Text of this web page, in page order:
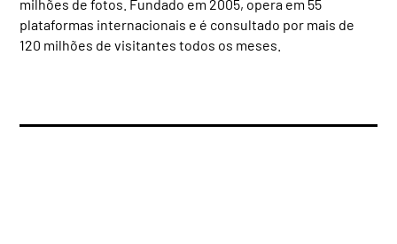
milhões de fotos. Fundado em 2005, opera em 55
plataformas internacionais e é consultado por mais de
120 milhões de visitantes todos os meses.